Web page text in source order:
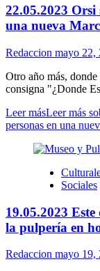
22.05.2023 Orsi
una nueva
Redaccion mayo 22,
Otro año más,
consigna "¿Donde
Leer másLeer más
personas en una
Sociales
19.05.2023
la pulpería en
Redaccion mayo 19,